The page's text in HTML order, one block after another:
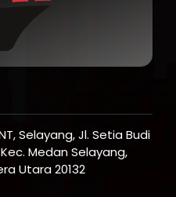
Selayang, Jl. Setia Budi
Kec. Medan Selayang,
Utara 20132